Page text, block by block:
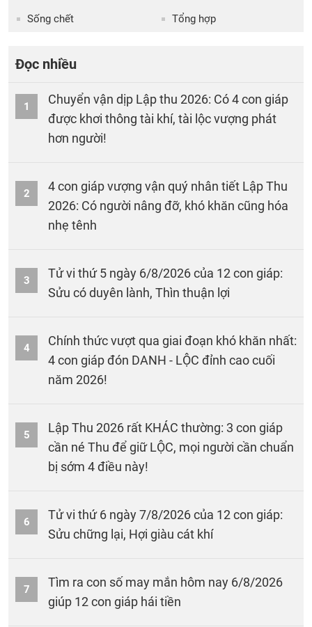
Sống chết Tổng hợp
Đọc nhiều
1
Chuyển vận dịp Lập thu 2026: Có 4 con giáp
được khơi thông tài khí, tài lộc vượng phát
hơn người!
2
4 con giáp vượng vận quý nhân tiết Lập Thu
2026: Có người nâng đỡ, khó khăn cũng hóa
nhẹ tênh
3
Tử vi thứ 5 ngày 6/8/2026 của 12 con giáp:
Sửu có duyên lành, Thìn thuận lợi
4
Chính thức vượt qua giai đoạn khó khăn nhất:
4 con giáp đón DANH - LỘC đỉnh cao cuối
năm 2026!
5
Lập Thu 2026 rất KHÁC thường: 3 con giáp
cần né Thu để giữ LỘC, mọi người cần chuẩn
bị sớm 4 điều này!
6
Tử vi thứ 6 ngày 7/8/2026 của 12 con giáp:
Sửu chững lại, Hợi giàu cát khí
7
Tìm ra con số may mắn hôm nay 6/8/2026
giúp 12 con giáp hái tiền